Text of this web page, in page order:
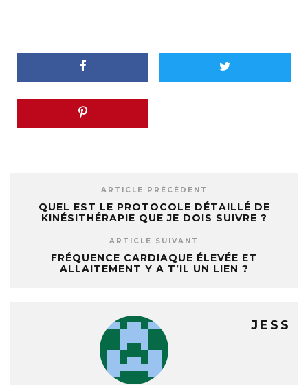
ARTICLE PRÉCÉDENT
QUEL EST LE PROTOCOLE DÉTAILLÉ DE
KINÉSITHÉRAPIE QUE JE DOIS SUIVRE ?
ARTICLE SUIVANT
FRÉQUENCE CARDIAQUE ÉLEVÉE ET
ALLAITEMENT Y A T’IL UN LIEN ?
JESS